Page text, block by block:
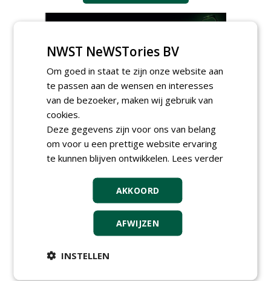
GREEN OUTLET
Iedereen kan gratis kleine advertenties
plaatsen via zijn eigen account.
Plaats een gratis advertentie
NWST NeWSTories BV
Om goed in staat te zijn onze website aan
te passen aan de wensen en interesses
van de bezoeker, maken wij gebruik van
cookies.
Deze gegevens zijn voor ons van belang
om voor u een prettige website ervaring
te kunnen blijven ontwikkelen. Lees verder
AKKOORD
AFWIJZEN
INSTELLEN